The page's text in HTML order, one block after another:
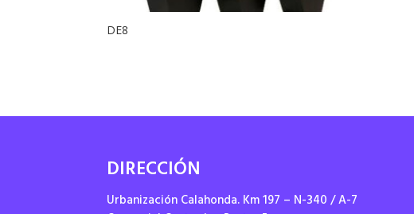
DE8
DIRECCIÓN
Urbanización Calahonda. Km 197 – N-340 / A-7